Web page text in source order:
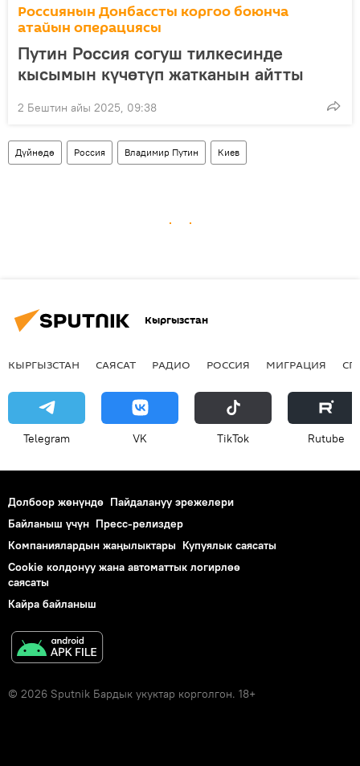
Россиянын Донбассты коргоо боюнча
атайын операциясы
Путин Россия согуш тилкесинде
кысымын күчөтүп жатканын айтты
2 Бештин айы 2025, 09:38
Дүйнөдө Россия Владимир Путин Киев
Кыргызстан
КЫРГЫЗСТАН САЯСАТ РАДИО РОССИЯ МИГРАЦИЯ
Telegram VK ТikТоk Rutube
Долбоор жөнүндө Пайдалануу эрежелери
Байланыш үчүн Пресс-релиздер
Компаниялардын жаңылыктары Купуялык саясаты
Cookie колдонуу жана автоматтык логирлөө
саясаты
Кайра байланыш
© 2026 Sputnik Бардык укуктар корголгон. 18+